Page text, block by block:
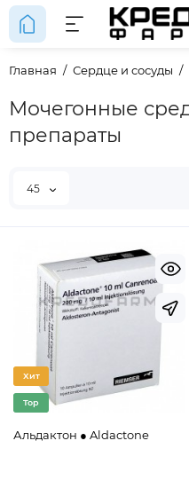
Главная Сердце и сосуды
Мочегонные
препараты
45
Хит
Top
Альдактон ● Aldactone